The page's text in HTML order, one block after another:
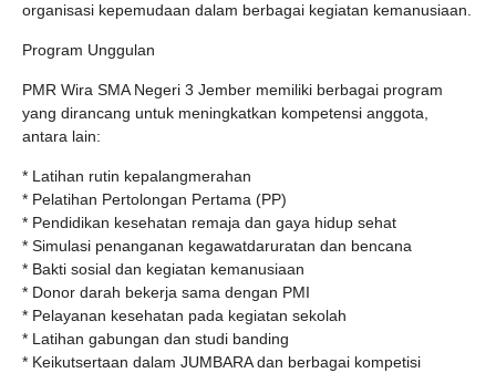
organisasi kepemudaan dalam berbagai kegiatan kemanusiaan.
Program Unggulan
PMR Wira SMA Negeri 3 Jember memiliki berbagai program
yang dirancang untuk meningkatkan kompetensi anggota,
antara lain:
* Latihan rutin kepalangmerahan
* Pelatihan Pertolongan Pertama (PP)
* Pendidikan kesehatan remaja dan gaya hidup sehat
* Simulasi penanganan kegawatdaruratan dan bencana
* Bakti sosial dan kegiatan kemanusiaan
* Donor darah bekerja sama dengan PMI
* Pelayanan kesehatan pada kegiatan sekolah
* Latihan gabungan dan studi banding
* Keikutsertaan dalam JUMBARA dan berbagai kompetisi